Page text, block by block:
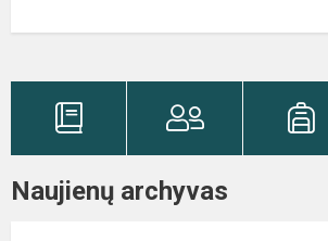
Naujienų archyvas